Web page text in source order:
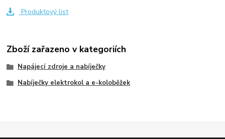
Produktový list
Zboží zařazeno v kategoriích
Napájecí zdroje a nabíječky
Nabíječky elektrokol a e-koloběžek